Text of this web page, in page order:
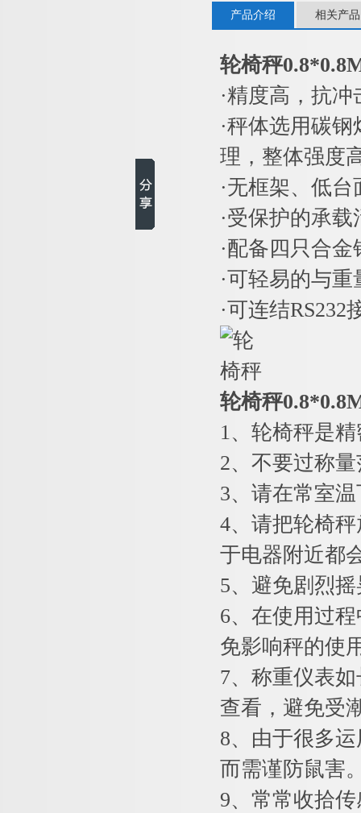
产品介绍 相关产品
轮椅秤
·精度高，抗
·秤体选用碳
理，整体强度
·无框架、低
·受保护的承
·配备四只合
·可轻易的与
·可连结
轮椅秤
1、轮椅秤是
2、不要过称
3、请在常室
4、请把轮椅
于电器附近都
5、避免剧烈
6、在使用过
免影响秤的使
7、称重仪表
查看，避免受
8、由于很多
而需谨防鼠害
9、常常收拾